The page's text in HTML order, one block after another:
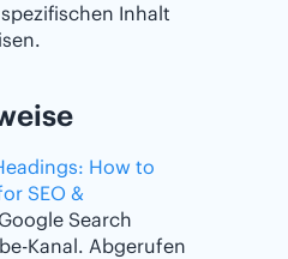
Inhalt
How to
SEO &
Google Search
Kanal. Abgerufen